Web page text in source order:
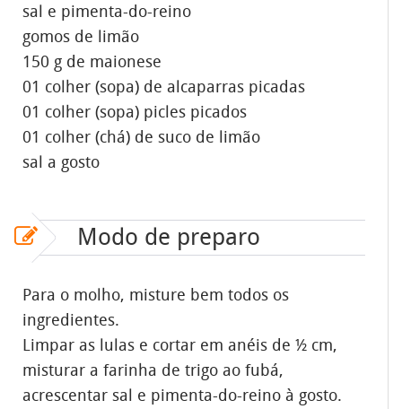
sal e pimenta-do-reino
gomos de limão
150 g de maionese
01 colher (sopa) de alcaparras picadas
01 colher (sopa) picles picados
01 colher (chá) de suco de limão
sal a gosto
Modo de preparo
Para o molho, misture bem todos os
ingredientes.
Limpar as lulas e cortar em anéis de ½ cm,
misturar a farinha de trigo ao fubá,
acrescentar sal e pimenta-do-reino à gosto.